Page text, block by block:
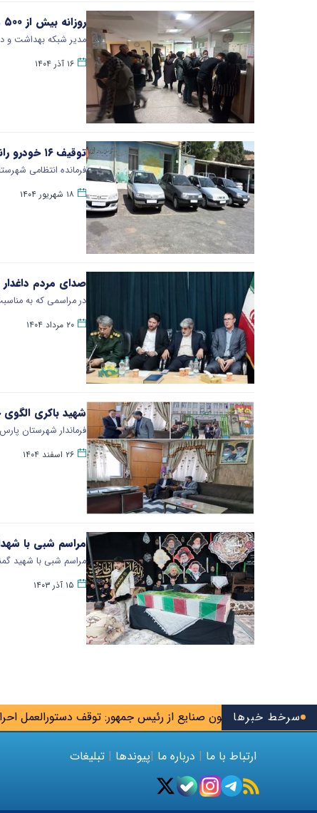
سرخط خبرها
رئیس کمیسیون صنایع از رئیس جمهور: توقف دستورالعمل احراز
روزانه بیش از ۵۰۰ مبتلا به آنفلوانزا به بیمارستان‌ها مراجعه می‌کنند
مدیر شبکه بهداشت و
۱۶ آذر ۱۴۰۴
توقیف ۱۶ خودرو رانندگان هنجارشکن در پارس‌آباد
فرمانده انتظامی شهرستان
۱۸ شهریور ۱۴۰۴
صدای مردم
در مراسمی که به
۲۰ مرداد ۱۴۰۴
شهید باکری
فرماندار شهرستان
۲۶ اسفند ۱۴۰۴
مراسم شبی با
مراسم شبی با شهید
۱۵ آذر ۱۴۰۳
ارتباط با ما | درباره ما |پیوندها | تبلیغات